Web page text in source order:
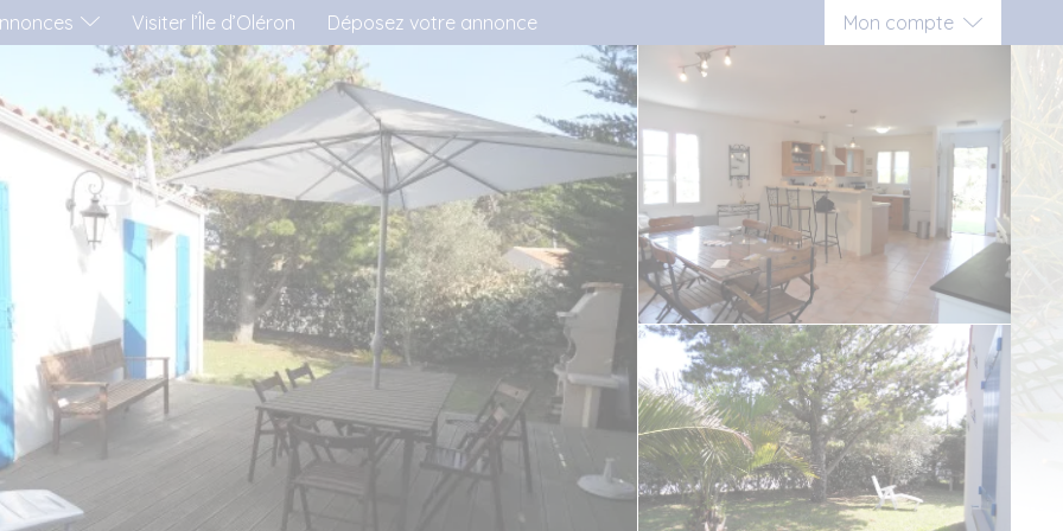
LOUER...
MAISON
APPARTEMENT
MOBIL-HOME
Visiter l’Île d’Oléron Déposez votre annonce Mon compte
Inscription vacancier
Inscription propriétaire